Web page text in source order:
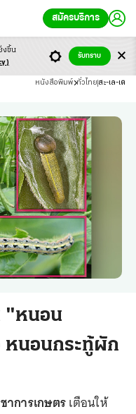
สมัครบริการ
หนังสือพิมพ์ ทั่วไทย สะ-เล-เต
"หนอน
หนอนกระทู้ผัก
าการเกษตรเตือนให้
งขึ้น
รับทราบ